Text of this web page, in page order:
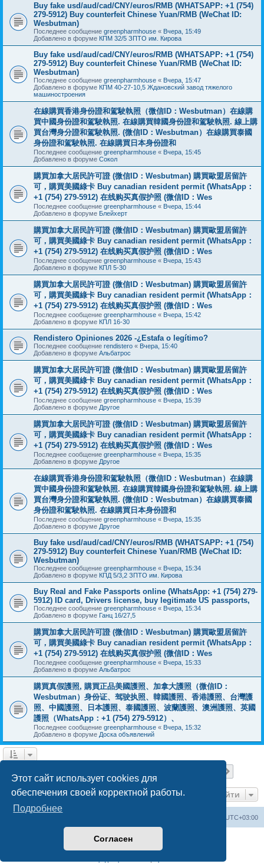
Этот сайт использует cookies для
обеспечения своей корректной работы.
Подробнее
Согласен
Buy fake usd/aud/cad/CNY/euros/RMB (WHATSAPP: +1 (754)
279-5912) Buy counterfeit Chinese Yuan/RMB (WeChat ID:
Wesbutman)
Последнее сообщение greenpharmhouse « Вчера, 15:49
Добавлено в форуме КПМ 32/5 ЗПТО им. Кирова
Buy fake usd/aud/cad/CNY/euros/RMB (WHATSAPP: +1 (754)
279-5912) Buy counterfeit Chinese Yuan/RMB (WeChat ID:
Wesbutman)
Последнее сообщение greenpharmhouse « Вчера, 15:47
Добавлено в форуме КПМ 40-27-10,5 Ждановский завод тяжелого
машиностроения
在線購買香港身份證和駕駛執照（微信ID：Wesbutman）在線購
買中國身份證和駕駛執照. 在線購買韓國身份證和駕駛執照. 線上購
買台灣身分證和駕駛執照. (微信ID：Wesbutman）在線購買泰國
身份證和駕駛執照. 在線購買日本身份證和
Последнее сообщение greenpharmhouse « Вчера, 15:45
Добавлено в форуме Сокол
購買加拿大居民許可證 (微信ID：Wesbutman) 購買歐盟居留許
可，購買美國綠卡 Buy canadian resident permit (WhatsApp：
+1 (754) 279-5912) 在线购买真假护照 (微信ID：Wes
Последнее сообщение greenpharmhouse « Вчера, 15:44
Добавлено в форуме Блейхерт
購買加拿大居民許可證 (微信ID：Wesbutman) 購買歐盟居留許
可，購買美國綠卡 Buy canadian resident permit (WhatsApp：
+1 (754) 279-5912) 在线购买真假护照 (微信ID：Wes
Последнее сообщение greenpharmhouse « Вчера, 15:43
Добавлено в форуме КПЛ 5-30
購買加拿大居民許可證 (微信ID：Wesbutman) 購買歐盟居留許
可，購買美國綠卡 Buy canadian resident permit (WhatsApp：
+1 (754) 279-5912) 在线购买真假护照 (微信ID：Wes
Последнее сообщение greenpharmhouse « Вчера, 15:42
Добавлено в форуме КПЛ 16-30
Rendistero Opiniones 2026 -¿Estafa o legítimo?
Последнее сообщение rendistero « Вчера, 15:40
Добавлено в форуме Альбатрос
購買加拿大居民許可證 (微信ID：Wesbutman) 購買歐盟居留許
可，購買美國綠卡 Buy canadian resident permit (WhatsApp：
+1 (754) 279-5912) 在线购买真假护照 (微信ID：Wes
Последнее сообщение greenpharmhouse « Вчера, 15:39
Добавлено в форуме Другое
購買加拿大居民許可證 (微信ID：Wesbutman) 購買歐盟居留許
可，購買美國綠卡 Buy canadian resident permit (WhatsApp：
+1 (754) 279-5912) 在线购买真假护照 (微信ID：Wes
Последнее сообщение greenpharmhouse « Вчера, 15:35
Добавлено в форуме Другое
在線購買香港身份證和駕駛執照（微信ID：Wesbutman）在線購
買中國身份證和駕駛執照. 在線購買韓國身份證和駕駛執照. 線上購
買台灣身分證和駕駛執照. (微信ID：Wesbutman）在線購買泰國
身份證和駕駛執照. 在線購買日本身份證和
Последнее сообщение greenpharmhouse « Вчера, 15:35
Добавлено в форуме Другое
Buy fake usd/aud/cad/CNY/euros/RMB (WHATSAPP: +1 (754)
279-5912) Buy counterfeit Chinese Yuan/RMB (WeChat ID:
Wesbutman)
Последнее сообщение greenpharmhouse « Вчера, 15:34
Добавлено в форуме КПД 5/3,2 ЗПТО им. Кирова
Buy Real and Fake Passports online (WhatsApp: +1 (754) 279-
5912) ID card, Drivers license, buy legitimate US passports,
Последнее сообщение greenpharmhouse « Вчера, 15:34
Добавлено в форуме Ганц 16/27,5
購買加拿大居民許可證 (微信ID：Wesbutman) 購買歐盟居留許
可，購買美國綠卡 Buy canadian resident permit (WhatsApp：
+1 (754) 279-5912) 在线购买真假护照 (微信ID：Wes
Последнее сообщение greenpharmhouse « Вчера, 15:33
Добавлено в форуме Альбатрос
購買真假護照, 購買正品美國護照、加拿大護照（微信ID：
Wesbutman）身份证、驾驶执照、韓國護照、香港護照、台灣護
照、中國護照、日本護照、泰國護照、波蘭護照、澳洲護照、英國
護照（WhatsApp：+1 (754) 279-5912）、
Последнее сообщение greenpharmhouse « Вчера, 15:32
Добавлено в форуме Доска объявлений
Перейти
UTC+03:00
Создано на основеphpBB® Forum Software © phpBB Limited
Русская поддержка phpBB